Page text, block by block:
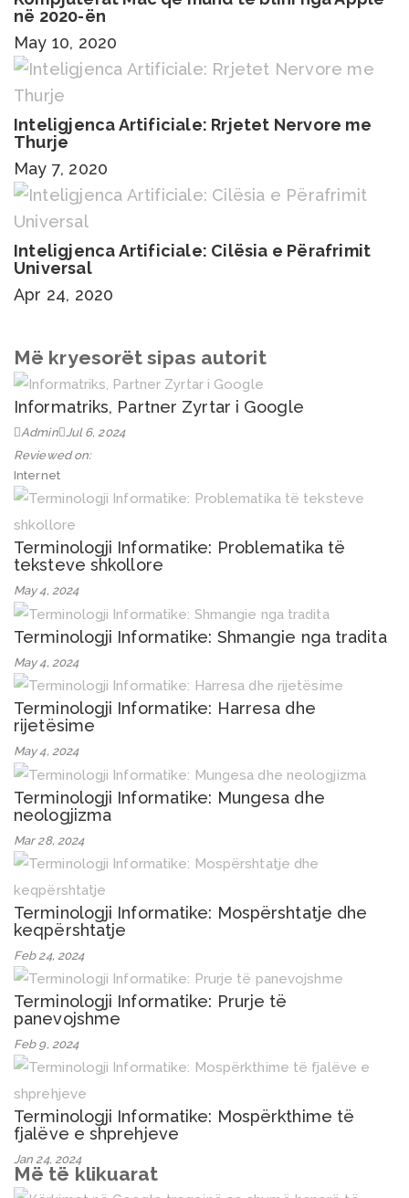
në 2020-ën
May 10, 2020
Inteligjenca Artificiale: Rrjetet Nervore me
Thurje
May 7, 2020
Inteligjenca Artificiale: Cilësia e Përafrimit
Universal
Apr 24, 2020
Më kryesorët sipas autorit
Informatriks, Partner Zyrtar i Google
Admin
Jul 6, 2024
Reviewed on:
Internet
Terminologji Informatike: Problematika të
teksteve shkollore
May 4, 2024
Terminologji Informatike: Shmangie nga tradita
May 4, 2024
Terminologji Informatike: Harresa dhe
rijetësime
May 4, 2024
Terminologji Informatike: Mungesa dhe
neologjizma
Mar 28, 2024
Terminologji Informatike: Mospërshtatje dhe
keqpërshtatje
Feb 24, 2024
Terminologji Informatike: Prurje të
panevojshme
Feb 9, 2024
Terminologji Informatike: Mospërkthime të
fjalëve e shprehjeve
Jan 24, 2024
Më të klikuarat